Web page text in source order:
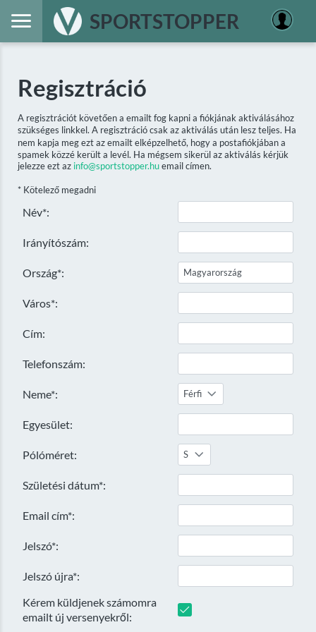
SPORTSTOPPER
Regisztráció
A regisztrációt követően a emailt fog kapni a fiókjának aktiválásához
szükséges linkkel. A regisztráció csak az aktiválás után lesz teljes. Ha
nem kapja meg ezt az emailt elképzelhető, hogy a postafiókjában a
spamek közzé került a levél. Ha mégsem sikerül az aktiválás kérjük
jelezze ezt az info@sportstopper.huemail címen.
* Kötelező megadni
Név*:
Irányítószám:
Ország*:
Város*:
Cím:
Telefonszám:
Neme*: Férfi
Egyesület:
Pólóméret: S
Születési dátum*:
Email cím*:
Jelszó*:
Jelszó újra*:
Kérem küldjenek számomra
emailt új versenyekről: